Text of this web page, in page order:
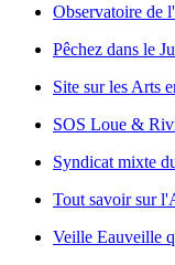
Observatoire de
Pêchez dans le
Site sur les Arts
SOS Loue &
Syndicat mixte
Tout savoir sur
Veille Eauveille